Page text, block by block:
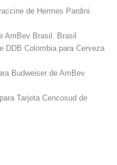
de Hermes Pardini.
AmBev Brasil. Brasil
DDB Colombia para Cerveza
Budweiser de AmBev
Tarjeta Cencosud de